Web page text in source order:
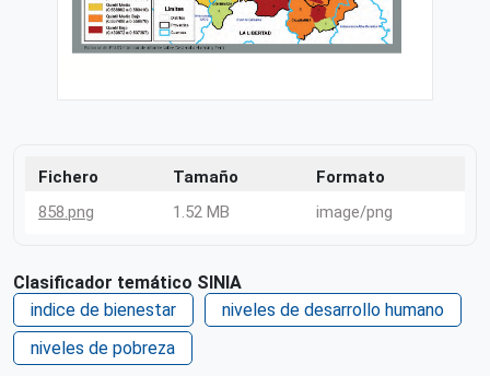
Fichero Tamaño
Formato
858.png
1.52 MB image/png
Clasificador temático SINIA
indice de bienestar
niveles de desarrollo humano
niveles de pobreza